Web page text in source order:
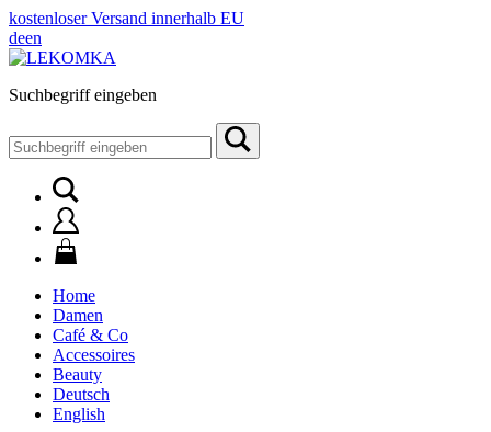
kostenloser Versand innerhalb EU
deen
Suchbegriff eingeben
nach:
Home
Damen
Café & Co
Accessoires
Beauty
Deutsch
English